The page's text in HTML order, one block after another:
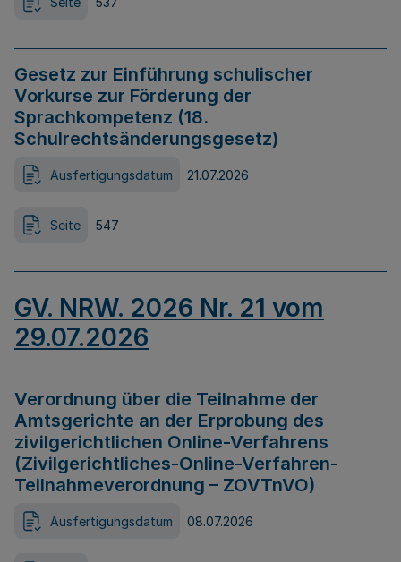
Gesetz zur Einführung schulischer
Vorkurse zur Förderung der
Sprachkompetenz (18.
Schulrechtsänderungsgesetz)
Ausfertigungsdatum 21.07.2026
Seite 547
GV. NRW. 2026 Nr. 21 vom
29.07.2026
Verordnung über die Teilnahme der
Amtsgerichte an der Erprobung des
zivilgerichtlichen Online-Verfahrens
(Zivilgerichtliches-Online-Verfahren-
Teilnahmeverordnung – ZOVTnVO)
Ausfertigungsdatum 08.07.2026